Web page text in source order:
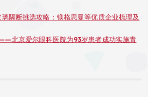
隔断挑选攻略：镁格思曼等优质企业梳理及
北京爱尔眼科医院为93岁患者成功实施青